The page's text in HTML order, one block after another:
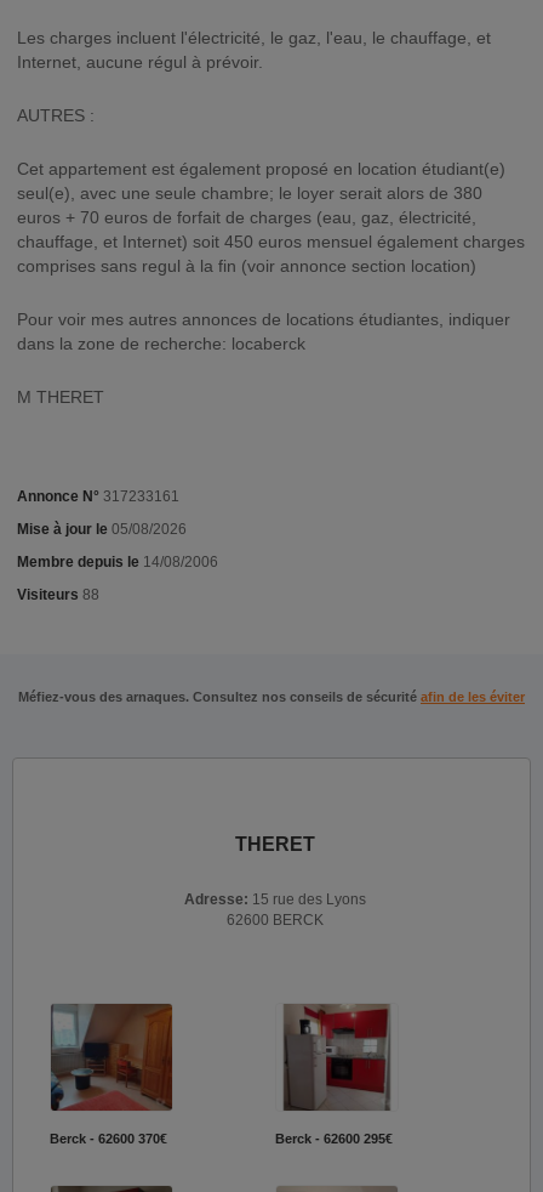
Les charges incluent l'électricité, le gaz, l'eau, le chauffage, et
Internet, aucune régul à prévoir.
AUTRES :
Cet appartement est également proposé en location étudiant(e)
seul(e), avec une seule chambre; le loyer serait alors de 380
euros + 70 euros de forfait de charges (eau, gaz, électricité,
chauffage, et Internet) soit 450 euros mensuel également charges
comprises sans regul à la fin (voir annonce section location)
Pour voir mes autres annonces de locations étudiantes, indiquer
dans la zone de recherche: locaberck
M THERET
Annonce N° 317233161
Mise à jour le 05/08/2026
Membre depuis le 14/08/2006
Visiteurs 88
Méfiez-vous des arnaques. Consultez nos conseils de sécurité afin de les éviter
THERET
Adresse: 15 rue des Lyons
62600 BERCK
Berck - 62600 370€ Berck - 62600 295€